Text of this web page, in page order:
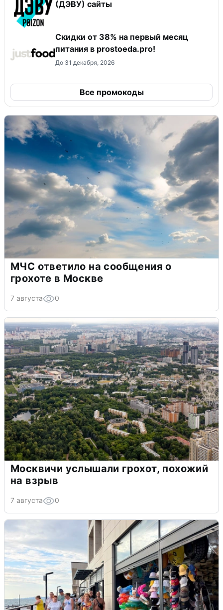
(ДЭВУ) сайты
​Скидки от 38% на первый месяц
питания в prostoeda.pro!
До 31 декабря, 2026
Все промокоды
МЧС ответило на сообщения о
грохоте в Москве
7 августа 0
Москвичи услышали грохот, похожий
на взрыв
7 августа 0